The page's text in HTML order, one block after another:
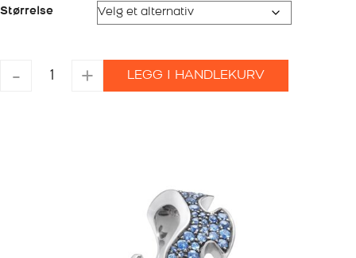
Størrelse
-
GEORG
JENSEN
+ LEGG I HANDLEKURV